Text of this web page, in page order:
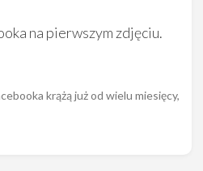
na pierwszym zdjęciu.
krążą już od wielu miesięcy,